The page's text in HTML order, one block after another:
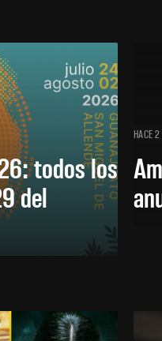
todos los
del
HACE